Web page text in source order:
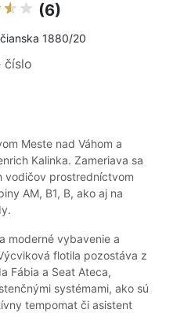
(6)
1880/20
číslo
Meste nad Váhom a
Kalinka. Zameriava sa
vodičov prostredníctvom
AM, B1, B, ako aj na
moderné vybavenie a
flotila pozostáva z
Fábia a Seat Ateca,
systémami, ako sú
tempomat či asistent